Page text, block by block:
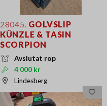
28045. GOLVSLIP
KÜNZLE & TASIN
SCORPION
Avslutat rop
4 000 kr
Lindesberg